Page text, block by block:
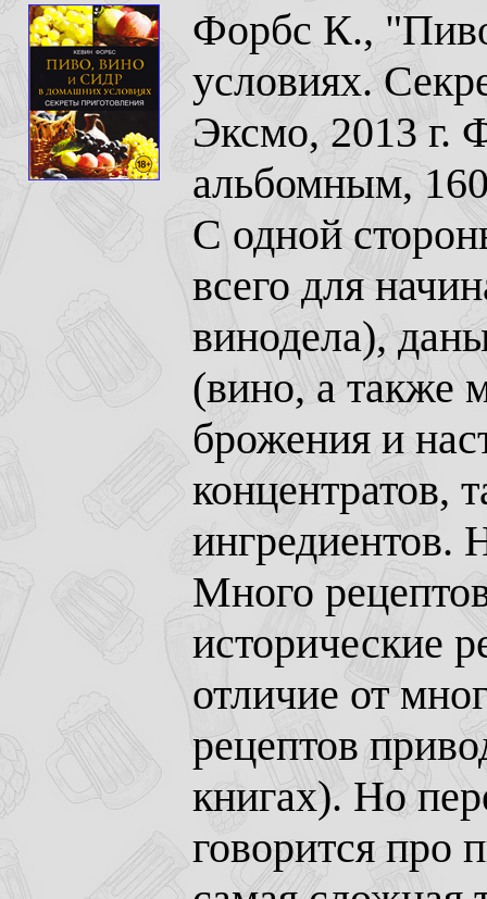
Форбс К.,
условиях.
Эксмо, 2013 г.
альбомным,
С одной
всего для
винодела),
(вино, а также
брожения и
концентратов,
ингредиентов.
Много
исторические
отличие от
рецептов
книгах). Но
говорится про